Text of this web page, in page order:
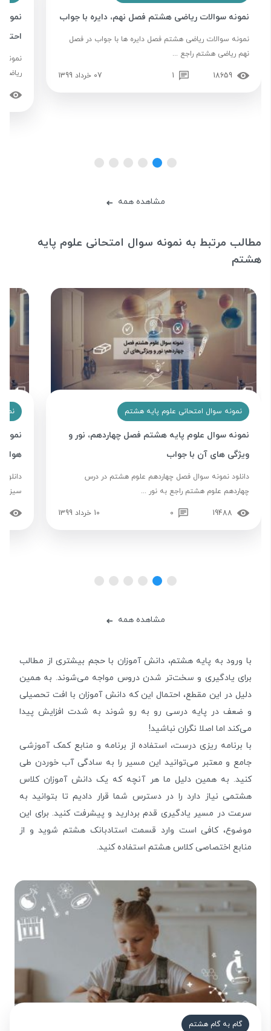
نمونه سوالات ریاضی هشتم فصل نهم، دایره با جواب
نمونه سوالات ریاضی هشتم فصل دایره ها با جواب در فصل
نهم ریاضی هشتم راجع ...
18659
1 07 خرداد 1399
نمونه
ریاضی
مشاهده همه ➜
مطالب مرتبط به نمونه سوال امتحانی علوم پایه
هشتم
نمونه سوال امتحانی علوم پایه هشتم
نمونه سوال علوم پایه هشتم فصل چهاردهم، نور و
ویژگی های آن با جواب
دانلود نمونه سوال فصل چهاردهم علوم هشتم در درس
چهاردهم علوم هشتم راجع به نور ...
19488
0 10 خرداد 1399
مشاهده همه ➜
با ورود به پایه هشتم، دانش آموزان با حجم بیشتری از مطالب
برای یادگیری و سخت‌تر شدن دروس مواجه می‌شوند. به همین
دلیل در این مقطع، احتمال این که دانش آموزان با افت تحصیلی
و ضعف در پایه درسی رو به رو شوند به شدت افزایش پیدا
می‌کند اما اصلا نگران نباشید!
با برنامه ریزی درست، استفاده از برنامه و منابع کمک آموزشی
جامع و معتبر می‌توانید این مسیر را به سادگی آب خوردن طی
کنید. به همین دلیل ما هر آنچه که یک دانش آموزان کلاس
هشتمی نیاز دارد را در دسترس شما قرار دادیم تا بتوانید به
سرعت در مسیر یادگیری قدم بردارید و پیشرفت کنید. برای این
موضوع، کافی است وارد قسمت استادبانک هشتم شوید و از
منابع اختصاصی کلاس هشتم استفاده کنید.
گام به گام هشتم